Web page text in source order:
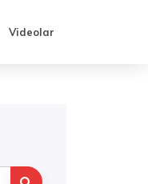
Videolar